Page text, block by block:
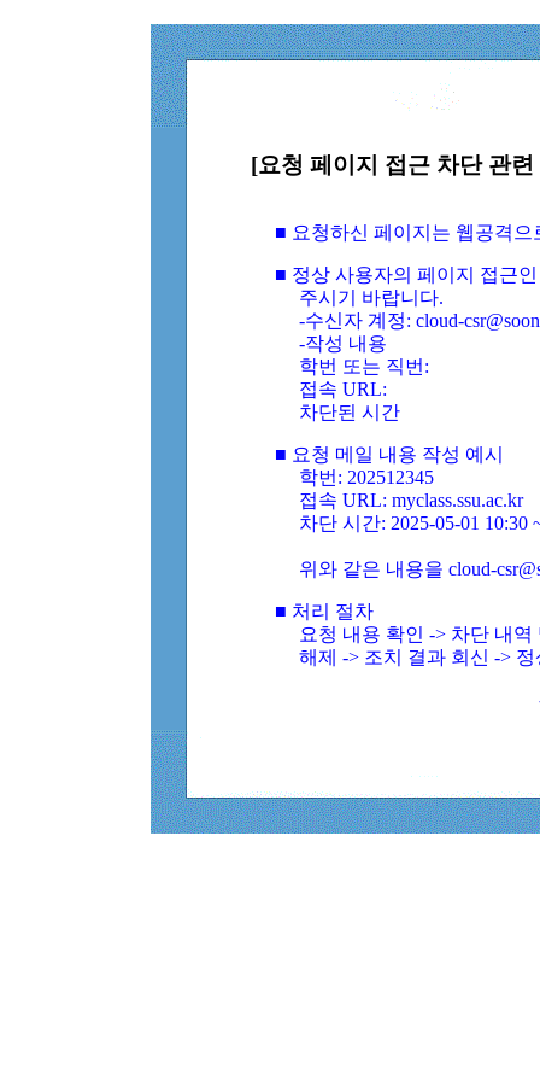
[요청 페이지 접근 차단 관
■ 요청하신 페이지는 웹공격
■ 정상 사용자의 페이지 접근
주시기 바랍니다.
-수신자 계정: cloud-
-작성 내용
학번 또는 직번:
접속 URL:
차단된 시간
■ 요청 메일 내용 작성 예시
학번: 202512345
접속 URL: myclass.ssu.ac.kr
차단 시간: 2025-05-01 10:30
위와 같은 내용을 cloud-
■ 처리 절차
요청 내용 확인 -> 차단 내
해제 -> 조치 결과 회신 ->